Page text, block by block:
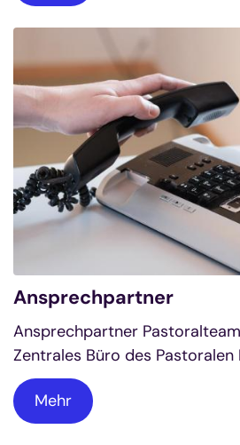
Ansprechpartner
Ansprechpartner
Zentrales Büro des Pastoralen
Mehr